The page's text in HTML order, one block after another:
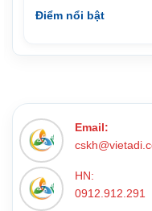
Điểm nổi bật
Email:
HN:
0912.912.291